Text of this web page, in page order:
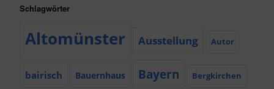
Schlagwörter
Altomünster Ausstellung Autor
bairisch Bauernhaus Bayern Bergkirchen